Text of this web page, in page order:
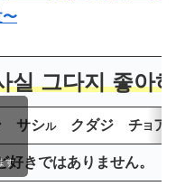
〜
실 그다지 좋아
サシルクダジ チヨ ア
好きではありません。
す